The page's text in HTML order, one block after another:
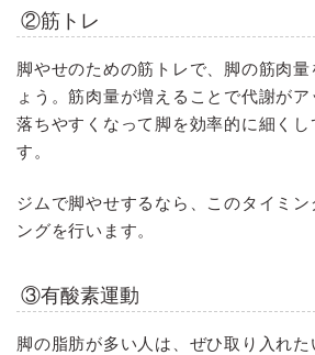
②筋トレ
脚やせのための筋トレで、脚の筋肉
ょう。筋肉量が増えることで代謝が
落ちやすくなって脚を効率的に細くし
す。
ジムで脚やせするなら、このタイミ
ングを行います。
③有酸素運動
脚の脂肪が多い人は、ぜひ取り入れ